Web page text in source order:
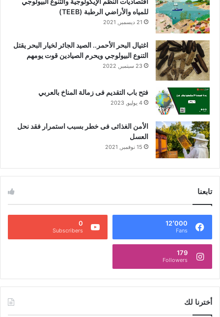
للمياه والأراضي الرطبة (TEEB)
21 ديسمبر, 2021
اغتيال البحر الأحمر.. الصيد الجائر لخيار البحر يقتل
التنوع البيولوجي ويحرم الصيادين قوت يومهم
23 سبتمبر, 2022
فتح باب التقديم فى زمالة المناخ بالعربي
4 يوليو, 2023
الأمن الغذائى فى خطر بسبب استمرار فقد نحل
العسل
15 نوفمبر, 2021
تابعنا
12٬000
Fans
0
Subscribers
179
Followers
أخترنا لك